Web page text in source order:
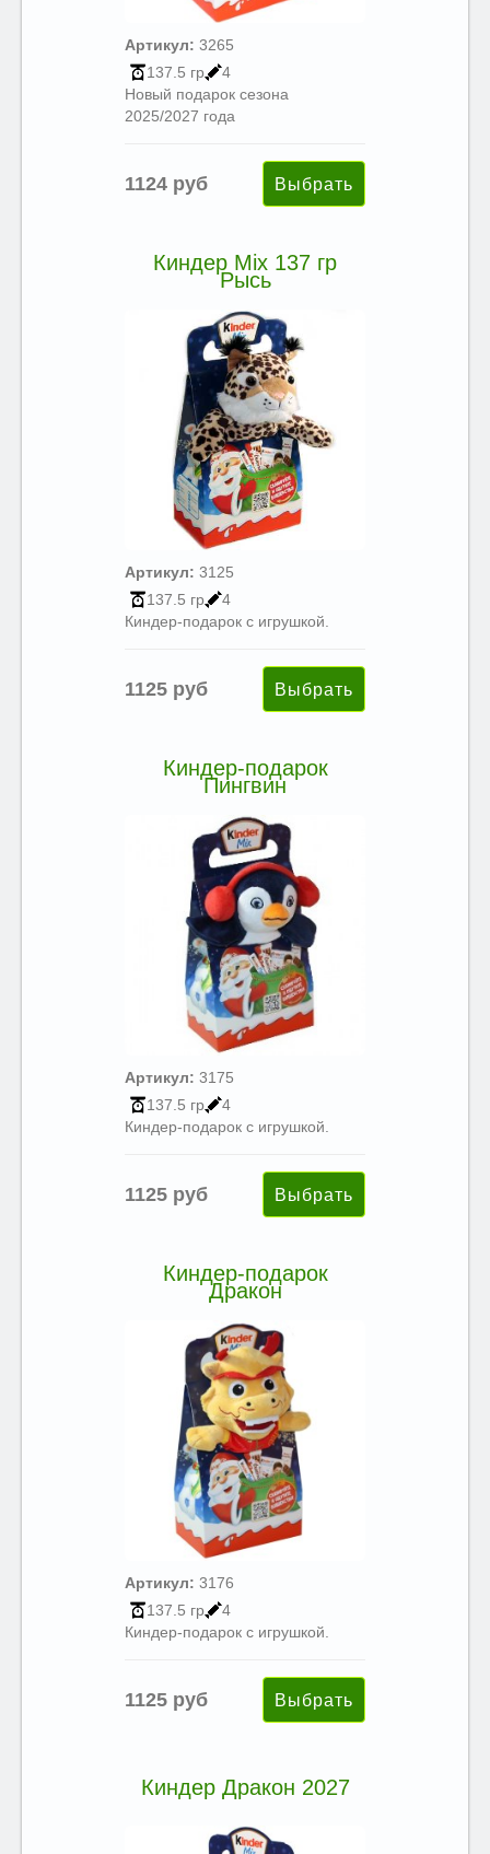
Артикул: 3265
137.5 гр
4
Новый подарок сезона
2025/2027 года
1124 руб
Киндер Mix 137 гр
Рысь
Артикул: 3125
137.5 гр
4
Киндер-подарок с игрушкой.
1125 руб
Киндер-подарок
Пингвин
Артикул: 3175
137.5 гр
4
Киндер-подарок с игрушкой.
1125 руб
Киндер-подарок
Дракон
Артикул: 3176
137.5 гр
4
Киндер-подарок с игрушкой.
1125 руб
Киндер Дракон 2027